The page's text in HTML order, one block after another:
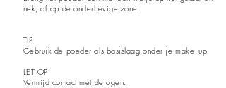
nek, of op de onderhevige zone
TIP
Gebruik de poeder als basislaag onder je make -up
LET OP
Vermijd contact met de ogen.